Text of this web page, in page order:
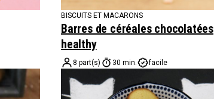
BISCUITS ET MACARONS
Barres de céréales chocolatées
healthy
8 part(s) 30 min. facile